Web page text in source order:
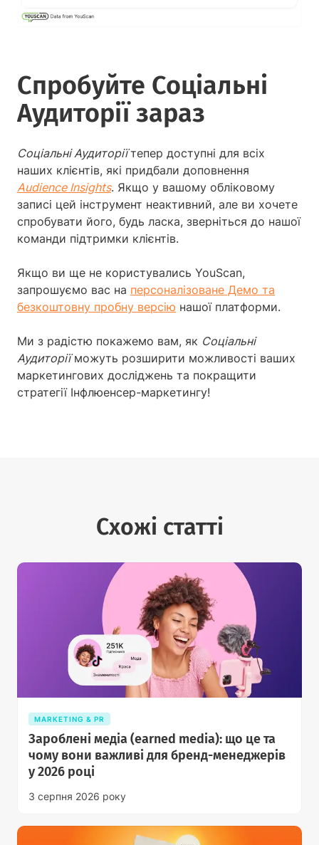
Спробуйте Соціальні
Аудиторії зараз
Соціальні Аудиторіїтепер доступні для всіх
наших клієнтів, які придбали доповнення
Audience Insights. Якщо у вашому обліковому
записі цей інструмент неактивний, але ви хочете
спробувати його, будь ласка, зверніться до нашої
команди підтримки клієнтів.
Якщо ви ще не користувались YouScan,
запрошуємо вас на персоналізоване Демо та
безкоштовну пробну версію нашої платформи.
Ми з радістю покажемо вам, як Соціальні
Аудиторіїможуть розширити можливості ваших
маркетингових досліджень та покращити
стратегії Інфлюенсер-маркетингу!
Схожі статті
MARKETING & PR
Зароблені медіа (earned media): що це та
чому вони важливі для бренд-менеджерів
у 2026 році
3 серпня 2026 року